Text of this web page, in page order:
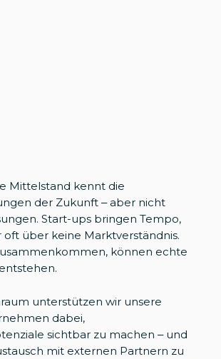
Mittelstand kennt die
der Zukunft – aber nicht
Start-ups bringen Tempo,
über keine Marktverständnis.
können echte
unterstützen wir unsere
dabei,
sichtbar zu machen – und
mit externen Partnern zu